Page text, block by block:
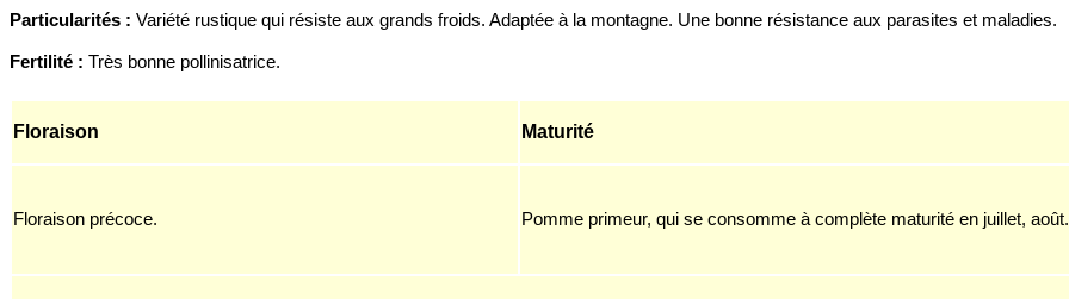
Particularités : Variété rustique qui résiste aux grands froids. Adaptée à la montagne. Une bonne résistance aux parasites et maladies.
Fertilité : Très bonne pollinisatrice.
Floraison Maturité
Floraison précoce. Pomme primeur, qui se consomme à complète maturité en juillet, août.